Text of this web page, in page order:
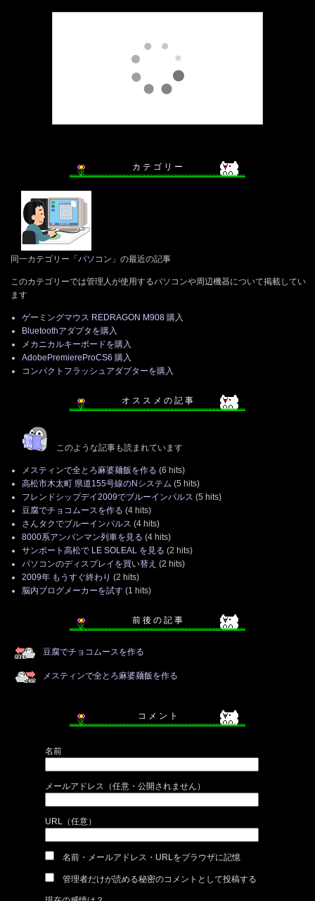
カ テ ゴ リ ー
同一カテゴリー「パソコン 」の最近の記事
このカテゴリーでは管理人が使用するパソコンや周辺機器について掲載してい
ます
ゲーミングマウス REDRAGON M908 購入
Bluetoothアダプタを購入
メカニカルキーボードを購入
AdobePremiereProCS6 購入
コンパクトフラッシュアダプターを購入
オ ス ス メ の 記 事
このような記事も読まれています
メスティンで全とろ麻婆麺飯を作る (6 hits)
高松市木太町 県道155号線のNシステム (5 hits)
フレンドシップデイ2009でブルーインパルス (5 hits)
豆腐でチョコムースを作る (4 hits)
さんタクでブルーインパルス (4 hits)
8000系アンパンマン列車を見る (4 hits)
サンポート高松で LE SOLEAL を見る (2 hits)
パソコンのディスプレイを買い替え (2 hits)
2009年 もうすぐ終わり (2 hits)
脳内ブログメーカーを試す (1 hits)
前 後 の 記 事
豆腐でチョコムースを作る
メスティンで全とろ麻婆麺飯を作る
コ メ ン ト
名前
メールアドレス（任意・公開されません）
URL（任意）
名前・メールアドレス・URLをブラウザに記憶
管理者だけが読める秘密のコメントとして投稿する